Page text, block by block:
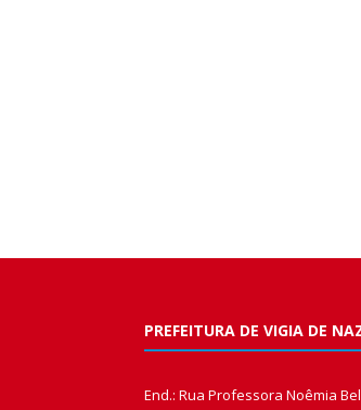
PREFEITURA DE VIGIA DE
End.: Rua Professora Noêmia